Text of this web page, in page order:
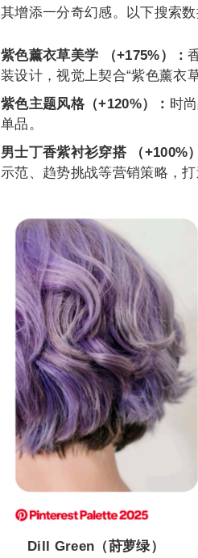
其增添一分奇幻感。以下搜索
紫色薰衣草美学 （+175%）：
装设计，视觉上契合“紫色薰衣草
紫色主题风格（+120%）： 时
单品。
男士丁香紫衬衫穿搭 （+100%
示范、趋势挑战等营销策略，
Dill Green（莳萝绿）